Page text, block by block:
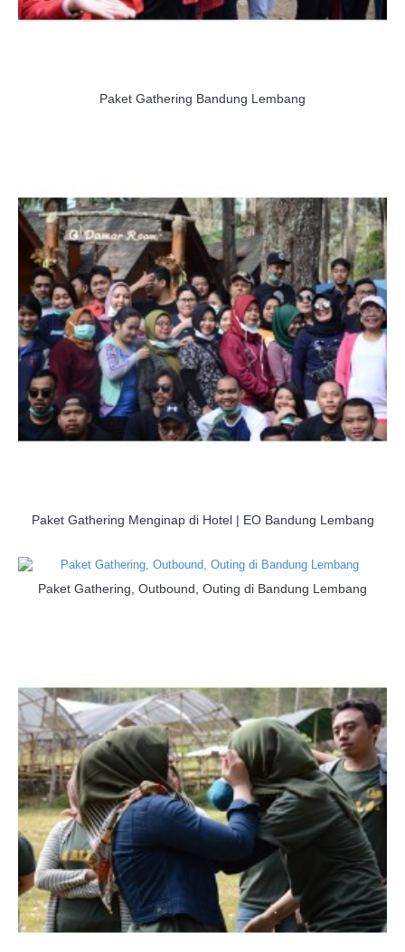
Paket Gathering Bandung Lembang
Paket Gathering Menginap di Hotel | EO Bandung Lembang
Paket Gathering, Outbound, Outing di Bandung Lembang